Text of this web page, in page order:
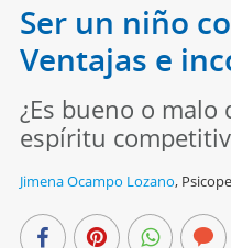
Ser un niño
Ventajas e
¿Es bueno o
espíritu
Jimena Ocampo Lozano,